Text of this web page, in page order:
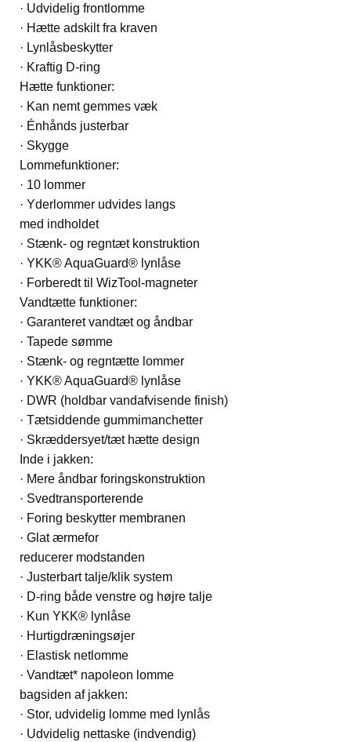
· Udvidelig frontlomme
· Hætte adskilt fra kraven
· Lynlåsbeskytter
· Kraftig D-ring
Hætte funktioner:
· Kan nemt gemmes væk
· Énhånds justerbar
· Skygge
Lommefunktioner:
· 10 lommer
· Yderlommer udvides langs
med indholdet
· Stænk- og regntæt konstruktion
· YKK® AquaGuard® lynlåse
· Forberedt til WizTool-magneter
Vandtætte funktioner:
· Garanteret vandtæt og åndbar
· Tapede sømme
· Stænk- og regntætte lommer
· YKK® AquaGuard® lynlåse
· DWR (holdbar vandafvisende finish)
· Tætsiddende gummimanchetter
· Skræddersyet/tæt hætte design
Inde i jakken:
· Mere åndbar foringskonstruktion
· Svedtransporterende
· Foring beskytter membranen
· Glat ærmefor
reducerer modstanden
· Justerbart talje/klik system
· D-ring både venstre og højre talje
· Kun YKK® lynlåse
· Hurtigdræningsøjer
· Elastisk netlomme
· Vandtæt* napoleon lomme
bagsiden af jakken:
· Stor, udvidelig lomme med lynlås
· Udvidelig nettaske (indvendig)